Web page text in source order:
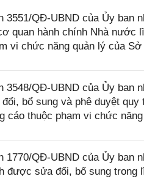
3551/QĐ-UBND của Ủy ban
quan hành chính Nhà nước
vi chức năng quản lý của Sở
3548/QĐ-UBND của Ủy ban
bổ sung và phê duyệt
cáo thuộc phạm vi chức
1770/QĐ-UBND của Ủy ban
được sửa đổi, bổ sung